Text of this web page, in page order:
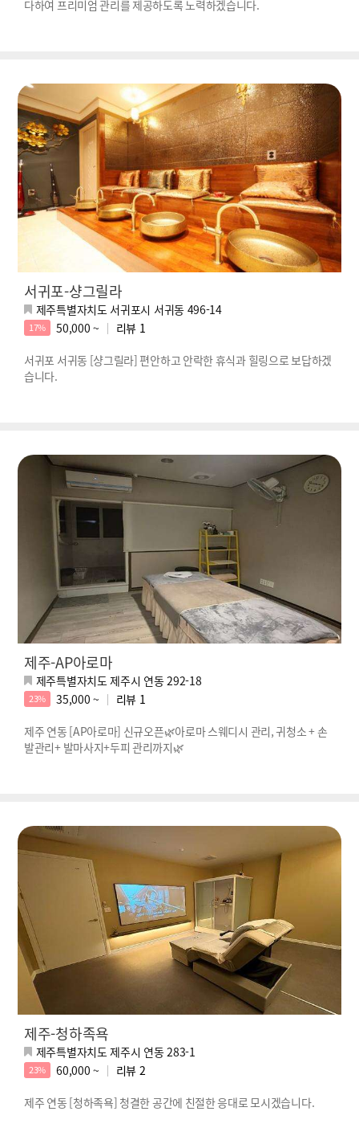
다하여 프리미엄 관리를 제공하도록 노력하겠습니다.
서귀포-샹그릴라
제주특별자치도 서귀포시 서귀동 496-14
17% 50,000 ~ 리뷰 1
서귀포 서귀동 [샹그릴라] 편안하고 안락한 휴식과 힐링으로 보답하겠
습니다.
제주-AP아로마
제주특별자치도 제주시 연동 292-18
23% 35,000 ~ 리뷰 1
제주 연동 [AP아로마] 신규오픈🌿아로마 스웨디시 관리, 귀청소 + 손
발관리+ 발마사지+두피 관리까지🌿
제주-청하족욕
제주특별자치도 제주시 연동 283-1
23% 60,000 ~ 리뷰 2
제주 연동 [청하족욕] 청결한 공간에 친절한 응대로 모시겠습니다.